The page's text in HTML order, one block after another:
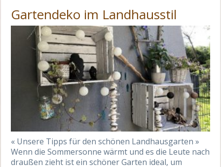
Gartendeko im Landhausstil
« Unsere Tipps für den schönen Landhausgarten »
Wenn die Sommersonne wärmt und es die Leute nach
draußen zieht ist ein schöner Garten ideal, um